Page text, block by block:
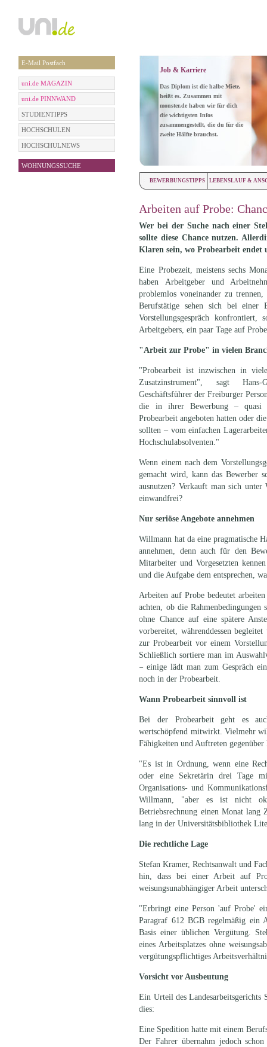
E-Mail Postfach
uni.de MAGAZIN
uni.de PINNWAND
STUDIENTIPPS
HOCHSCHULEN
HOCHSCHULNEWS
WOHNUNGSSUCHE
Job & Karriere
Das Diplom ist die halbe Miete,
heißt es. Zusammen mit
monster.de haben wir für dich
die wichtigsten Infos
zusammengestellt, die du für die
zweite Hälfte brauchst.
BEWERBUNGSTIPPS LEBENSLAUF &
Arbeiten auf Probe:
Wer bei der Suche nach einer
sollte diese Chance nutzen.
Klaren sein, wo Probearbeit endet
Eine Probezeit, meistens sechs
haben Arbeitgeber und
problemlos voneinander zu
Berufstätige sehen sich bei einer
Vorstellungsgespräch konfrontiert,
Arbeitgebers, ein paar Tage auf
"Arbeit zur Probe" in vielen
"Probearbeit ist inzwischen in
Zusatzinstrument", sagt
Geschäftsführer der Freiburger
die in ihrer Bewerbung – quasi
Probearbeit angeboten hatten oder
sollten – vom einfachen
Hochschulabsolventen."
Wenn einem nach dem
gemacht wird, kann das Bewerber
ausnutzen? Verkauft man sich
einwandfrei?
Nur seriöse Angebote annehmen
Willmann hat da eine pragmatische
annehmen, denn auch für den
Mitarbeiter und Vorgesetzten
und die Aufgabe dem entsprechen,
Arbeiten auf Probe bedeutet
achten, ob die
ohne Chance auf eine spätere
vorbereitet, währenddessen
zur Probearbeit vor einem
Schließlich sortiere man im
– einige lädt man zum Gespräch
noch in der Probearbeit.
Wann Probearbeit sinnvoll ist
Bei der Probearbeit geht es
wertschöpfend mitwirkt. Vielmehr
Fähigkeiten und Auftreten
"Es ist in Ordnung, wenn eine
oder eine Sekretärin drei Tage
Organisations- und
Willmann, "aber es ist nicht
Betriebsrechnung einen Monat lang
lang in der Universitätsbibliothek
Die rechtliche Lage
Stefan Kramer, Rechtsanwalt und
hin, dass bei einer Arbeit auf
weisungsunabhängiger Arbeit
"Erbringt eine Person 'auf Probe'
Paragraf 612 BGB regelmäßig ein
Basis einer üblichen Vergütung.
eines Arbeitsplatzes ohne
vergütungspflichtiges
Vorsicht vor Ausbeutung
Ein Urteil des Landesarbeitsgerichts
dies:
Eine Spedition hatte mit einem
Der Fahrer übernahm jedoch